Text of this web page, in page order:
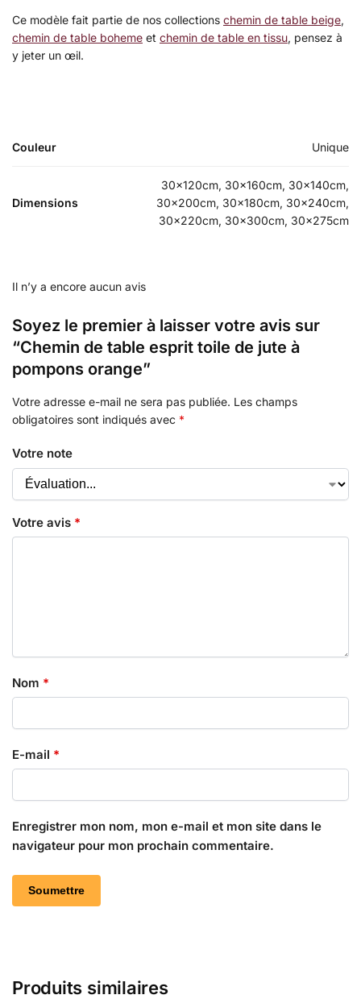
Ce modèle fait partie de nos collections chemin de table beige,
chemin de table boheme et chemin de table en tissu, pensez à
y jeter un œil.
Couleur Unique
Dimensions
30x120cm, 30x160cm, 30x140cm,
30x200cm, 30x180cm, 30x240cm,
30x220cm, 30x300cm, 30x275cm
Il n’y a encore aucun avis
Soyez le premier à laisser votre avis sur
“Chemin de table esprit toile de jute à
pompons orange”
Votre adresse e-mail ne sera pas publiée. Les champs
obligatoires sont indiqués avec *
Votre note
Votre avis *
Nom *
E-mail *
Enregistrer mon nom, mon e-mail et mon site dans le
navigateur pour mon prochain commentaire.
Produits similaires